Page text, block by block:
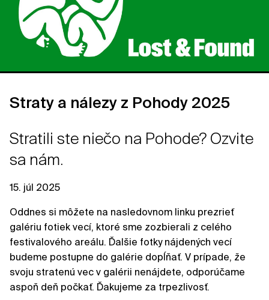
Straty a nálezy z Pohody 2025
Stratili ste niečo na Pohode? Ozvite
sa nám.
15. júl 2025
Oddnes si môžete na nasledovnom linku prezrieť
galériu fotiek vecí, ktoré sme zozbierali z celého
festivalového areálu. Ďalšie fotky nájdených vecí
budeme postupne do galérie dopĺňať. V prípade, že
svoju stratenú vec v galérii nenájdete, odporúčame
aspoň deň počkať. Ďakujeme za trpezlivosť.